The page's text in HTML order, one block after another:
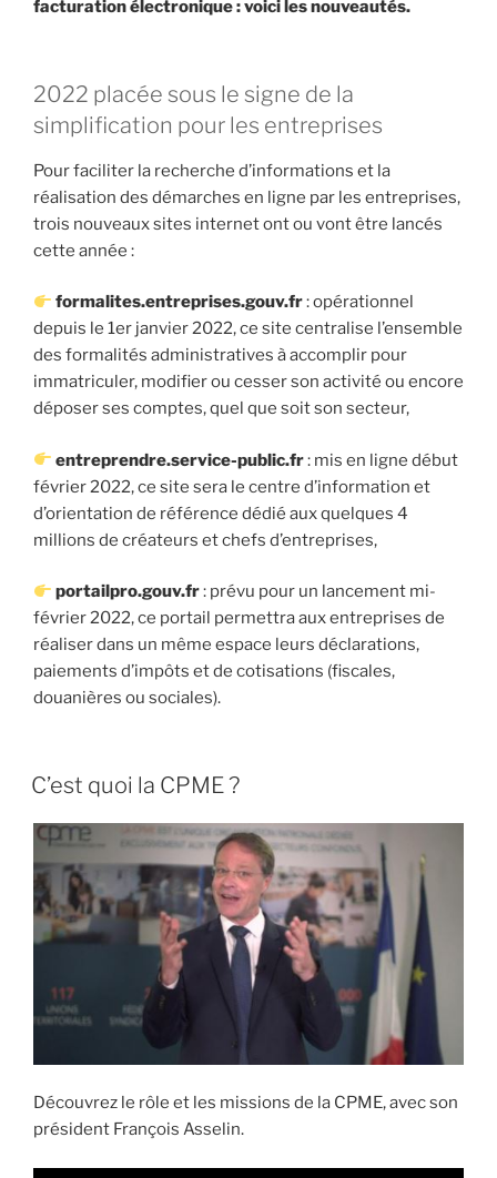
facturation électronique : voici les nouveautés.
2022 placée sous le signe de la
simplification pour les entreprises
Pour faciliter la recherche d’informations et la
réalisation des démarches en ligne par les entreprises,
trois nouveaux sites internet ont ou vont être lancés
cette année :
formalites.entreprises.gouv.fr: opérationnel
depuis le 1er janvier 2022, ce site centralise l’ensemble
des formalités administratives à accomplir pour
immatriculer, modifier ou cesser son activité ou encore
déposer ses comptes, quel que soit son secteur,
entreprendre.service-public.fr: mis en ligne début
février 2022, ce site sera le centre d’information et
d’orientation de référence dédié aux quelques 4
millions de créateurs et chefs d’entreprises,
portailpro.gouv.fr: prévu pour un lancement mi-
février 2022, ce portail permettra aux entreprises de
réaliser dans un même espace leurs déclarations,
paiements d’impôts et de cotisations (fiscales,
douanières ou sociales).
C’est quoi la CPME ?
Découvrez le rôle et les missions de la CPME, avec son
président François Asselin.